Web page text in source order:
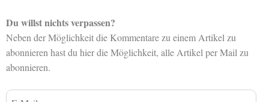
Du willst nichts verpassen?
Neben der Möglichkeit die Kommentare zu einem Artikel zu
abonnieren hast du hier die Möglichkeit, alle Artikel per Mail zu
abonnieren.